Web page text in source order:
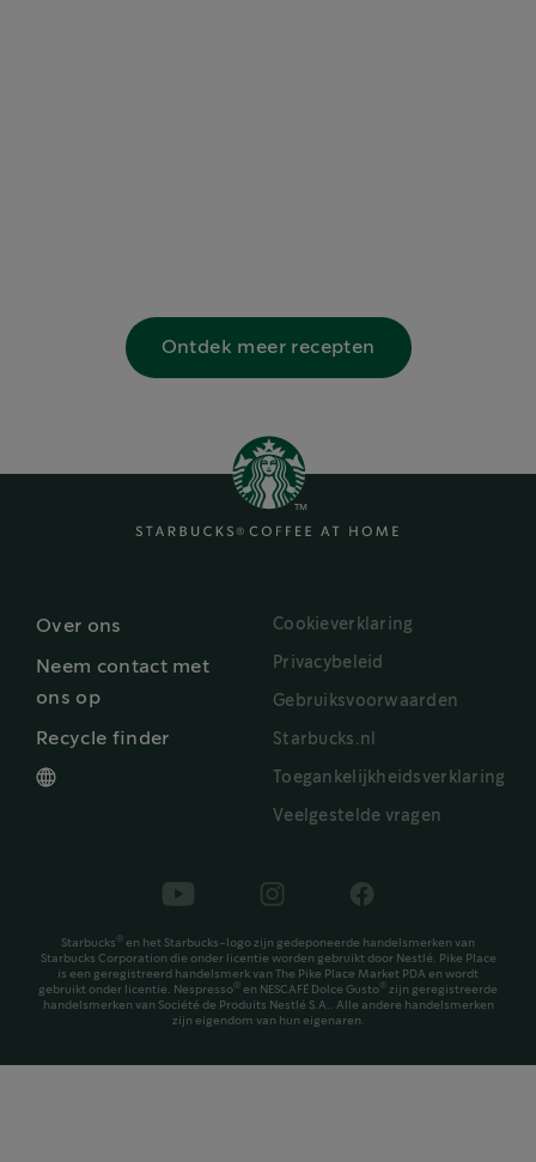
Ontdek meer recepten
Over ons
Neem contact met
ons op
Recycle finder
Cookieverklaring
Privacybeleid
Gebruiksvoorwaarden
Starbucks.nl
Toegankelijkheidsverklaring
Veelgestelde vragen
Starbucks® en het Starbucks-logo zijn gedeponeerde handelsmerken van
Starbucks Corporation die onder licentie worden gebruikt door Nestlé. Pike Place
is een geregistreerd handelsmerk van The Pike Place Market PDA en wordt
gebruikt onder licentie. Nespresso® en NESCAFÉ Dolce Gusto® zijn geregistreerde
handelsmerken van Société de Produits Nestlé S.A.. Alle andere handelsmerken
zijn eigendom van hun eigenaren.